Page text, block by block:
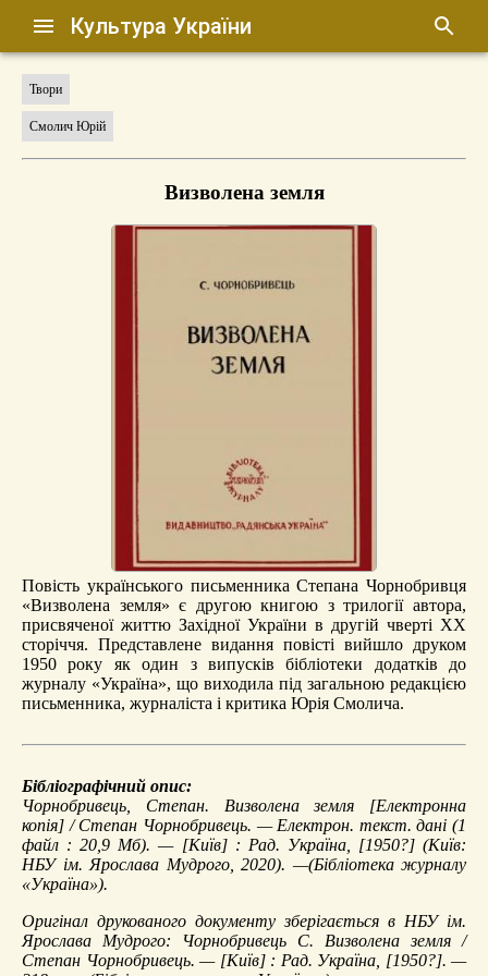
Культура України
Твори
Смолич Юрій
Визволена земля
Повість українського письменника Степана Чорнобривця
«Визволена земля» є другою книгою з трилогії автора,
присвяченої життю Західної України в другій чверті ХХ
сторіччя. Представлене видання повісті вийшло друком
1950 року як один з випусків бібліотеки додатків до
журналу «Україна», що виходила під загальною редакцією
письменника, журналіста і критика Юрія Смолича.
Бібліографічний опис:
Чорнобривець, Степан. Визволена земля [Електронна
копія] / Степан Чорнобривець. — Електрон. текст. дані (1
файл : 20,9 Мб). — [Київ] : Рад. Україна, [1950?] (Київ:
НБУ ім. Ярослава Мудрого, 2020). —(Бібліотека журналу
«Україна»).
Оригінал друкованого документу зберігається в НБУ ім.
Ярослава Мудрого: Чорнобривець С. Визволена земля /
Степан Чорнобривець. — [Київ] : Рад. Україна, [1950?]. —